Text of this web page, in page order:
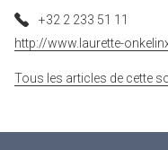
+32 2 233 51 11
http://www.laurette-
Tous les articles de cette